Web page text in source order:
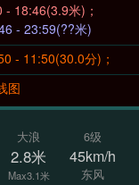
- 18:46(3.9米)；
- 23:59(??米)
- 11:50(30.0分)；
图
大浪
2.8米
Max3.1米
6级
45km/h
东风